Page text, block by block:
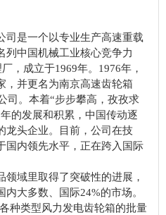
司是一个以专业生产高速重载
列中国机械工业核心竞争力
，成立于1969年。1976年，
，并更名为南京高速齿轮箱
司。本着“步步攀高，孜孜求
的发展和积累，中国传动逐
龙头企业。目前，公司在技
国内领先水平，正在跨入国际
域里取得了突破性的进展，
大多数、国际24%的市场。
种类型风力发电齿轮箱的批量